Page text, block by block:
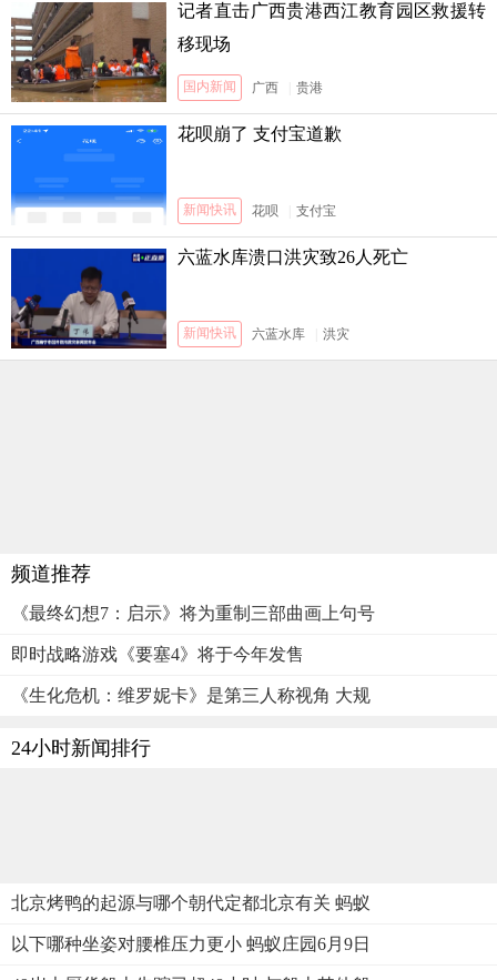
记者直击广西贵港西江教育园区救援转
移现场
国内新闻 广西 贵港
花呗崩了 支付宝道歉
新闻快讯 花呗 支付宝
六蓝水库溃口洪灾致26人死亡
新闻快讯 六蓝水库 洪灾
频道推荐
《最终幻想7：启示》将为重制三部曲画上句号
即时战略游戏《要塞4》将于今年发售
《生化危机：维罗妮卡》是第三人称视角 大规
24小时新闻排行
北京烤鸭的起源与哪个朝代定都北京有关 蚂蚁
以下哪种坐姿对腰椎压力更小 蚂蚁庄园6月9日